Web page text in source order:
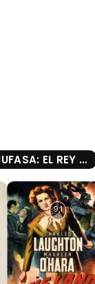
EL REY LEÓN
9,1